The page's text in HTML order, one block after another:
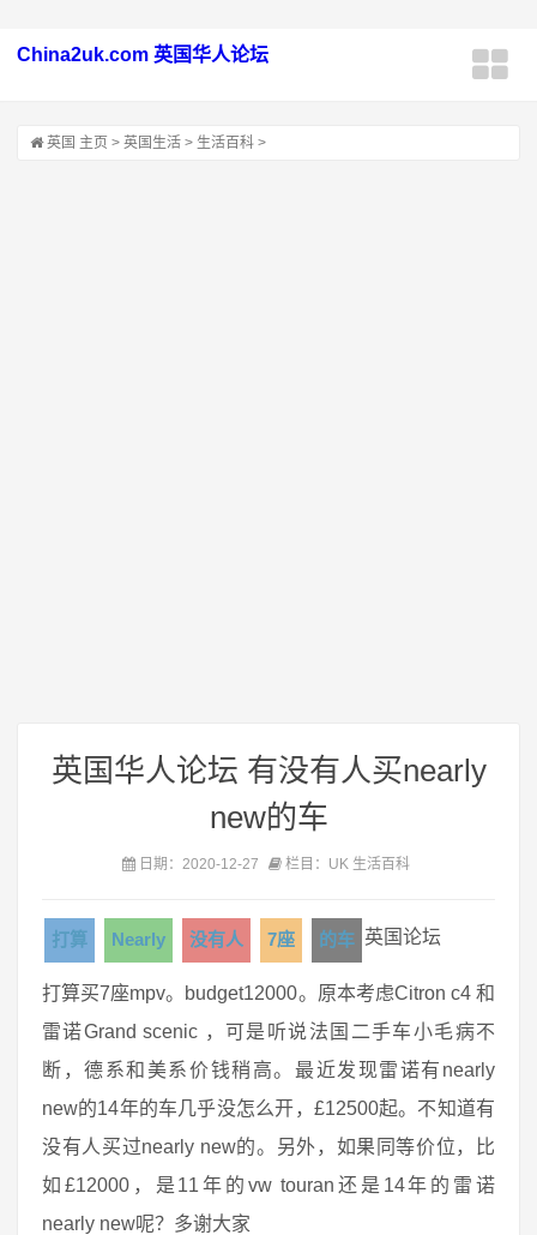
China2uk.com 英国华人论坛
英国 主页 > 英国生活 > 生活百科 >
英国华人论坛 有没有人买nearly
new的车
日期：2020-12-27 栏目：UK 生活百科
打算 Nearly 没有人 7座 的车 英国论坛
打算买7座mpv。budget12000。原本考虑Citron c4 和
雷诺Grand scenic ，可是听说法国二手车小毛病不
断，德系和美系价钱稍高。最近发现雷诺有nearly
new的14年的车几乎没怎么开，£12500起。不知道有
没有人买过nearly new的。另外，如果同等价位，比
如£12000，是11年的vw touran还是14年的雷诺
nearly new呢？多谢大家